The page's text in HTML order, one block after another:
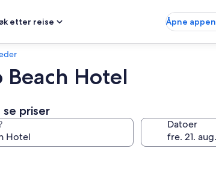
etter reise
Åpne appen
Beach Hotel
priser
Datoer